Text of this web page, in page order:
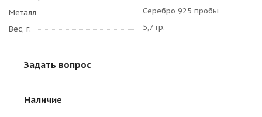
Металл
Серебро 925 пробы
Вес, г.
5,7 гр.
Задать вопрос
Наличие